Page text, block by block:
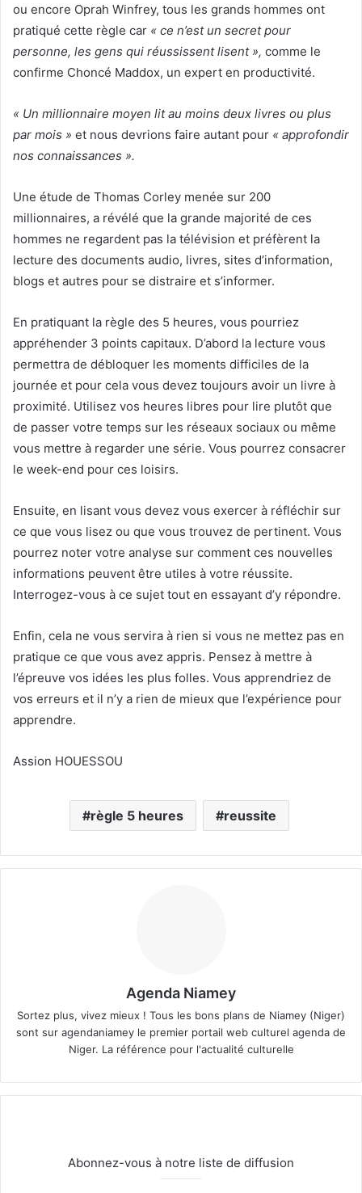
ou encore Oprah Winfrey, tous les grands hommes ont
pratiqué cette règle car « ce n’est un secret pour
personne, les gens qui réussissent lisent », comme le
confirme Choncé Maddox, un expert en productivité.
« Un millionnaire moyen lit au moins deux livres ou plus
par mois » et nous devrions faire autant pour « approfondir
nos connaissances ».
Une étude de Thomas Corley menée sur 200
millionnaires, a révélé que la grande majorité de ces
hommes ne regardent pas la télévision et préfèrent la
lecture des documents audio, livres, sites d’information,
blogs et autres pour se distraire et s’informer.
En pratiquant la règle des 5 heures, vous pourriez
appréhender 3 points capitaux. D’abord la lecture vous
permettra de débloquer les moments difficiles de la
journée et pour cela vous devez toujours avoir un livre à
proximité. Utilisez vos heures libres pour lire plutôt que
de passer votre temps sur les réseaux sociaux ou même
vous mettre à regarder une série. Vous pourrez consacrer
le week-end pour ces loisirs.
Ensuite, en lisant vous devez vous exercer à réfléchir sur
ce que vous lisez ou que vous trouvez de pertinent. Vous
pourrez noter votre analyse sur comment ces nouvelles
informations peuvent être utiles à votre réussite.
Interrogez-vous à ce sujet tout en essayant d’y répondre.
Enfin, cela ne vous servira à rien si vous ne mettez pas en
pratique ce que vous avez appris. Pensez à mettre à
l’épreuve vos idées les plus folles. Vous apprendriez de
vos erreurs et il n’y a rien de mieux que l’expérience pour
apprendre.
Assion HOUESSOU
règle 5 heures reussite
Agenda Niamey
Sortez plus, vivez mieux ! Tous les bons plans de Niamey (Niger)
sont sur agendaniamey le premier portail web culturel agenda de
Niger. La référence pour l'actualité culturelle
Abonnez-vous à notre liste de diffusion